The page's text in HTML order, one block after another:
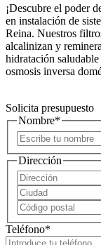
¡Descubre el poder
en instalación de
Reina. Nuestros
alcalinizan y
hidratación
osmosis inversa
Solicita presupuesto
Nombre*
Dirección
Teléfono*